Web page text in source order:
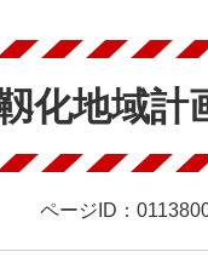
化地域計
ページID：